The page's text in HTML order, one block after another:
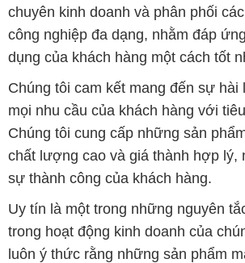
mọi nhu cầu của khách hàng với
Chúng tôi cung cấp những sản
chất lượng cao và giá thành hợp lý,
sự thành công của khách hàng.
Uy tín là một trong những nguyên
trong hoạt động kinh doanh của
luôn ý thức rằng những sản phẩm
cấp cần phải đáp ứng tiêu chuẩn
hài lòng đối tác. Đồng thời, chúng tôi
cạnh tranh, nhằm đem lại lợi ích và
dài cho cả hai bên.